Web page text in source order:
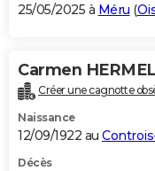
25/05/2025 à Méru (
Carmen
Créer une cagnotte
Naissance
12/09/1922 au
Décès